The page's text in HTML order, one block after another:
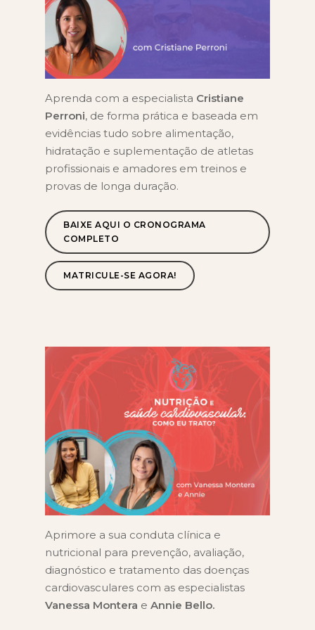
Aprenda com a especialista Cristiane
Perroni, de forma prática e baseada em
evidências tudo sobre alimentação,
hidratação e suplementação de atletas
profissionais e amadores em treinos e
provas de longa duração.
BAIXE AQUI O CRONOGRAMA
COMPLETO
MATRICULE-SE AGORA!
Aprimore a sua conduta clínica e
nutricional para prevenção, avaliação,
diagnóstico e tratamento das doenças
cardiovasculares com as especialistas
Vanessa Montera eAnnie Bello.